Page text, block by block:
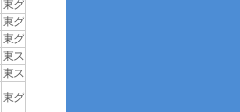
東グ
東グ
東グ
東ス
東ス
東グ